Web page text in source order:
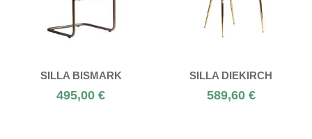
SILLA BISMARK
495,00 €
SILLA DIEKIRCH
589,60 €